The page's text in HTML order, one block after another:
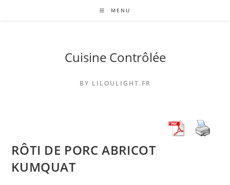
MENU
Cuisine Contrôlée
BY LILOULIGHT.FR
RÔTI DE PORC ABRICOT
KUMQUAT